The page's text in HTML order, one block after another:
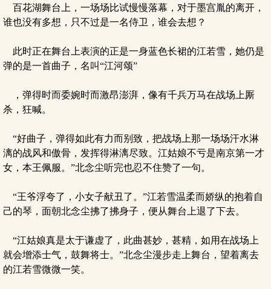
百花湖舞台上，一场场比试慢慢落幕，对于墨宫胤的离开，
谁也没有多想，只不过是一名侍卫，谁会去想？
此时正在舞台上表演的正是一身蓝色长裙的江若雪，她仍是
弹的是一首曲子，名叫“江河颂”
，弹得时而委婉时而激昂澎湃，像有千兵万马在战场上厮
杀，狂喊。
“好曲子，弹得如此有力而别致，把战场上那一场场汗水淋
漓的战风和傲骨，发挥得淋漓尽致。江姑娘不亏是南京第一才
女，本王佩服。”北念尘听完也忍不住赞了一句。
“王爷浮夸了，小女子献丑了。”江若雪温柔而娇纵的抱着自
己的琴，面朝北念尘拂了拂身子，便从舞台上退了下去。
“江姑娘真是太于谦虚了，此曲甚妙，甚精，如用在战场上
就会增添士气，鼓舞将士。”北念尘漫步走上舞台，望着离去
的江若雪微微一笑。